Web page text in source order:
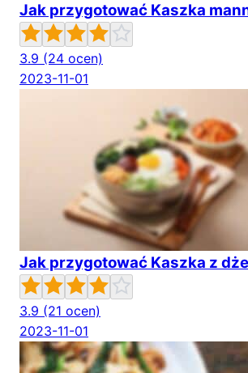
Jak przygotować Kaszka
3.9 (24 ocen)
2023-11-01
Jak przygotować Kaszka z
3.9 (21 ocen)
2023-11-01